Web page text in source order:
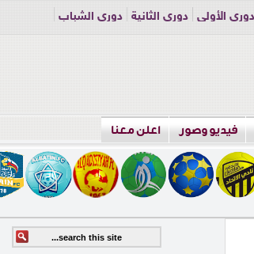
دوري الأولى دوري الثانية
دوري الشباب
فيديو وصور اعلن معنا